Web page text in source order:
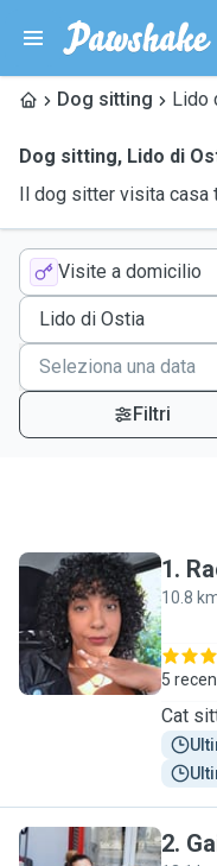
Dog sitting Lido
Dog sitting, Lido di
Il dog sitter visita casa
Visite a domicilio
Filtri
R
1.
10.8
5
2.